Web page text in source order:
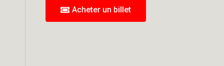
Acheter un billet